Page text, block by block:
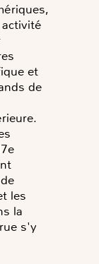
et
de
les
la
s'y